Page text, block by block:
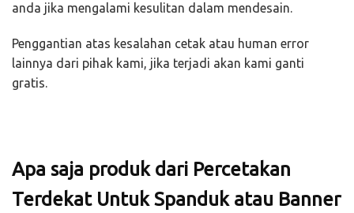
anda jika mengalami kesulitan dalam mendesain.
Penggantian atas kesalahan cetak atau human error
lainnya dari pihak kami, jika terjadi akan kami ganti
gratis.
Apa saja produk dari Percetakan
Terdekat Untuk Spanduk atau Banner